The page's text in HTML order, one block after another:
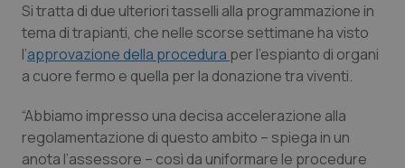
Liguria
Lombardia
Marche
Disturbi dell’umore
Dolore
Donna & Salute
Si tratta di due ulteriori tasselli alla programmazione in
tema di trapianti, che nelle scorse settimane ha visto
l’approvazione della procedura per l’espianto di organi
a cuore fermo e quella per la donazione tra viventi.
“Abbiamo impresso una decisa accelerazione alla
regolamentazione di questo ambito – spiega in un
anota l’assessore – così da uniformare le procedure